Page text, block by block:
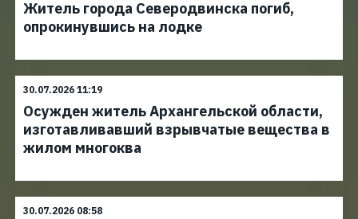
Житель города Северодвинска погиб,
опрокинувшись на лодке
30.07.2026 11:19
Осужден житель Архангельской области,
изготавливавший взрывчатые вещества в
жилом многоква
30.07.2026 08:58